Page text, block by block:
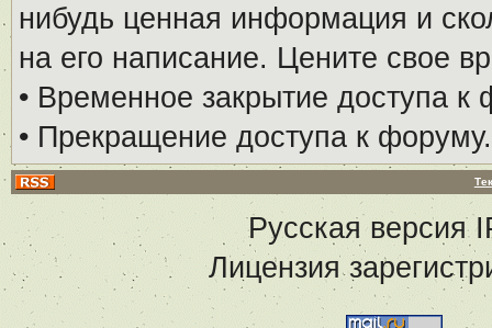
нибудь ценная информация и
на его написание. Цените свое
• Временное закрытие доступа к
• Прекращение доступа к форуму.
Русская версия
Лицензия